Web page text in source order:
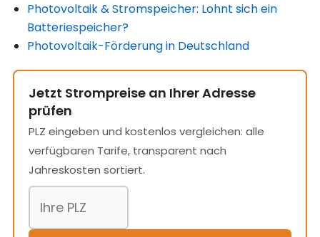
Photovoltaik & Stromspeicher: Lohnt sich ein
Batteriespeicher?
Photovoltaik-Förderung in Deutschland
Jetzt Strompreise an Ihrer Adresse
prüfen
PLZ eingeben und kostenlos vergleichen: alle
verfügbaren Tarife, transparent nach
Jahreskosten sortiert.